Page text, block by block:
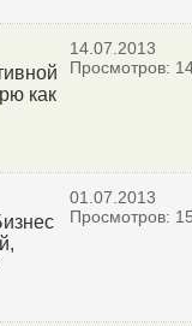
как
14.07.2013
Просмотров:
01.07.2013
Просмотров: